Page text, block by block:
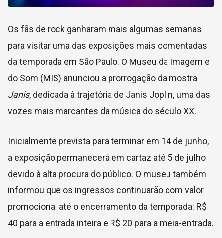
Os fãs de rock ganharam mais algumas semanas
para visitar uma das exposições mais comentadas
da temporada em São Paulo. O Museu da Imagem e
do Som (MIS) anunciou a prorrogação da mostra
Janis, dedicada à trajetória de Janis Joplin, uma das
vozes mais marcantes da música do século XX.
Inicialmente prevista para terminar em 14 de junho,
a exposição permanecerá em cartaz até 5 de julho
devido à alta procura do público. O museu também
informou que os ingressos continuarão com valor
promocional até o encerramento da temporada: R$
40 para a entrada inteira e R$ 20 para a meia-entrada.